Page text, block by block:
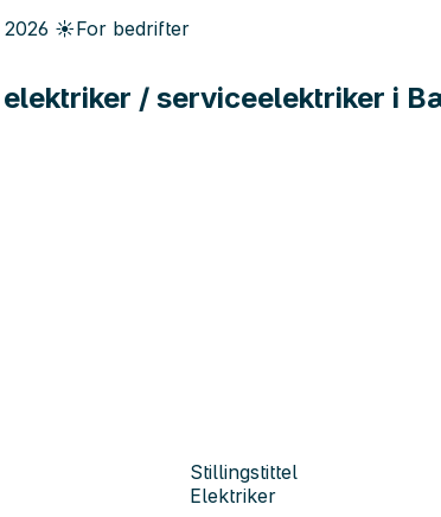
2026 ☀️For bedrifter
/ serviceelektriker i
Stillingstittel
Elektriker